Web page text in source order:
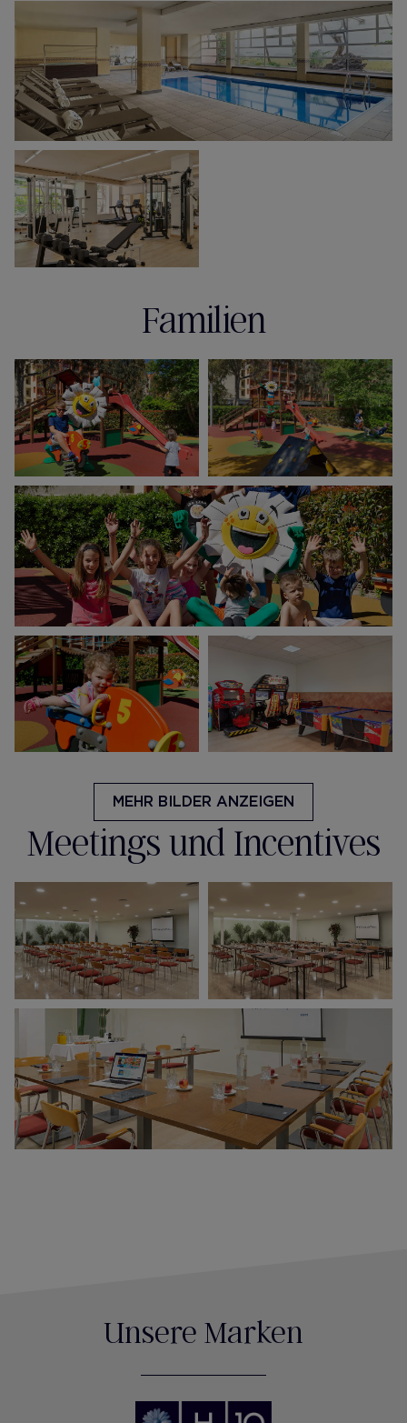
Familien
MEHR BILDER ANZEIGEN
Meetings und Incentives
Unsere Marken